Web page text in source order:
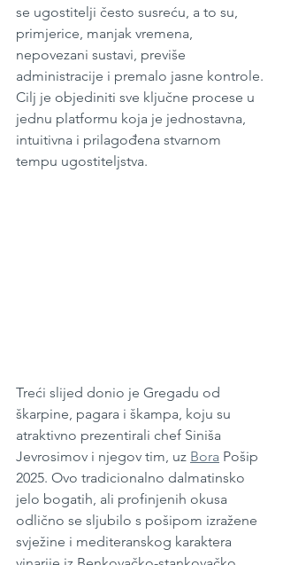
se ugostitelji često susreću, a to su,
primjerice, manjak vremena,
nepovezani sustavi, previše
administracije i premalo jasne kontrole.
Cilj je objediniti sve ključne procese u
jednu platformu koja je jednostavna,
intuitivna i prilagođena stvarnom
tempu ugostiteljstva.
Treći slijed donio je Gregadu od
škarpine, pagara i škampa, koju su
atraktivno prezentirali chef Siniša
Jevrosimov i njegov tim, uz Bora Pošip
2025. Ovo tradicionalno dalmatinsko
jelo bogatih, ali profinjenih okusa
odlično se sljubilo s pošipom izražene
svježine i mediteranskog karaktera